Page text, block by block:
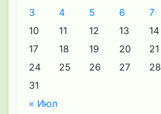
« Июл
3
4 5 6 7
10
11 12 13 14
17
18 19 20 21
24
25 26 27 28
31